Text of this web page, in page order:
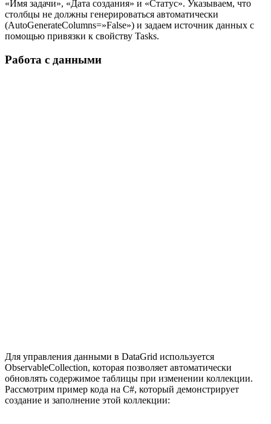
«Имя задачи», «Дата создания» и «Статус». Указываем, что
столбцы не должны генерироваться автоматически
(AutoGenerateColumns=»False») и задаем источник данных с
помощью привязки к свойству Tasks.
Работа с данными
Для управления данными в DataGrid используется
ObservableCollection, которая позволяет автоматически
обновлять содержимое таблицы при изменении коллекции.
Рассмотрим пример кода на C#, который демонстрирует
создание и заполнение этой коллекции: